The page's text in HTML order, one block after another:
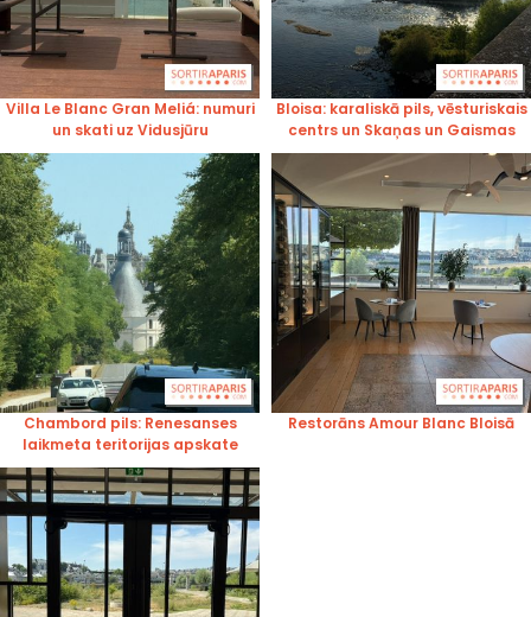
Villa Le Blanc Gran Meliá: numuri
un skati uz Vidusjūru
Bloisa: karaliskā pils, vēsturiskais
centrs un Skaņas un Gaismas
šovs
Chambord pils: Renesanses
laikmeta teritorijas apskate
Restorāns Amour Blanc Bloisā